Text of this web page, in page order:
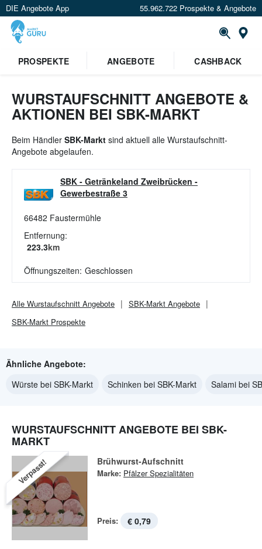
DIE Angebote App 55.962.722 Prospekte & Angebote
Standort festlegen
PROSPEKTE ANGEBOTE CASHBACK
WURSTAUFSCHNITT ANGEBOTE &
AKTIONEN BEI SBK-MARKT
Beim Händler SBK-Markt sind aktuell alle Wurstaufschnitt-
Angebote abgelaufen.
SBK - Getränkeland Zweibrücken -
Gewerbestraße 3
66482 Faustermühle
Entfernung:
223.3km
Öffnungszeiten: Geschlossen
Alle Wurstaufschnitt Angebote SBK-Markt Angebote
SBK-Markt Prospekte
Ähnliche Angebote:
Würste bei SBK-Markt
Schinken bei SBK-Markt Salami bei
WURSTAUFSCHNITT ANGEBOTE BEI SBK-
MARKT
Verpasst! Brühwurst-Aufschnitt
Marke: Pfälzer Spezialitäten
Preis: € 0,79